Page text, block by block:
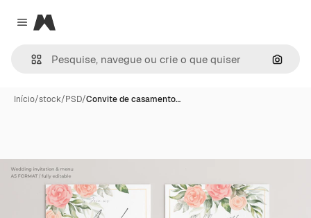
Close menu
Magnific
Início/stock/PSD/Convite de casamento…